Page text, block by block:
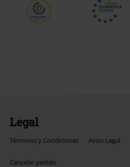
Legal
Términos y Condiciones Aviso Legal
Cancelar pedido